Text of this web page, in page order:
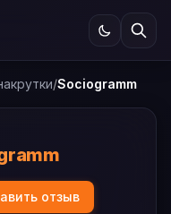
/Sociogramm
отзыв